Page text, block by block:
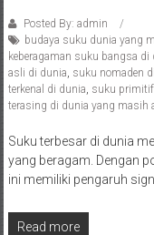
Posted By: admin
budaya suku dunia yang
keberagaman suku bangsa di
asli di dunia suku nomaden
terkenal di dunia suku
terasing di dunia yang masih
Suku terbesar di dunia
yang beragam. Dengan
ini memiliki pengaruh
Read more